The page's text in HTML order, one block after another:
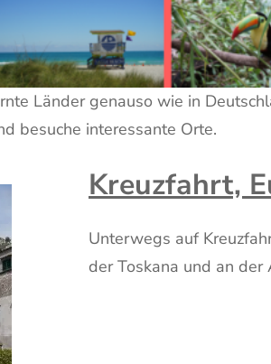
Länder genauso wie in
besuche interessante Orte.
Kreuzfahrt,
Unterwegs auf
der Toskana und an der